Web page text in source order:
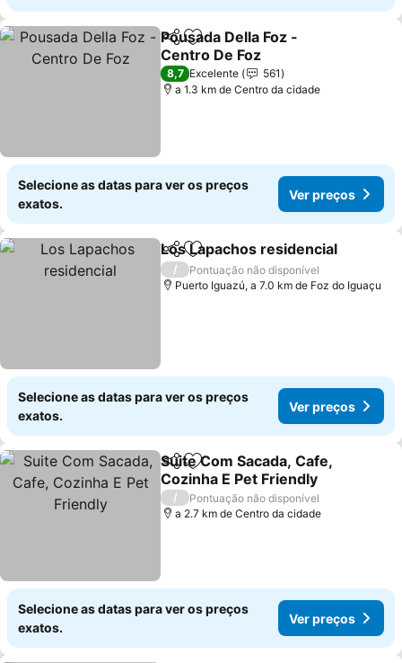
PartilharAdicionar aos favoritos
Pousada Della Foz -
Centro De Foz
8,7 Excelente
561
a 1.3 km de Centro da cidade
Selecione as datas para ver os preços
exatos.
Ver preços
PartilharAdicionar aos favoritos
Los Lapachos residencial
/
Pontuação não disponível
Puerto Iguazú, a 7.0 km de Foz do Iguaçu
Selecione as datas para ver os preços
exatos.
Ver preços
PartilharAdicionar aos favoritos
Suite Com Sacada, Cafe,
Cozinha E Pet Friendly
/
Pontuação não disponível
a 2.7 km de Centro da cidade
Selecione as datas para ver os preços
exatos.
Ver preços